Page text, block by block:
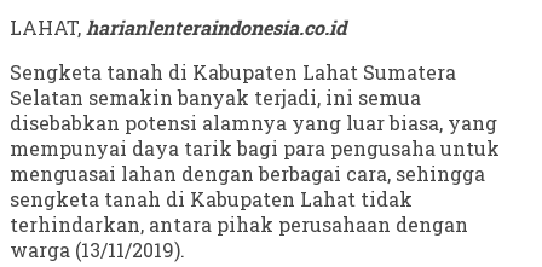
LAHAT,harianlenteraindonesia.co.id
Sengketa tanah di Kabupaten Lahat Sumatera
Selatan semakin banyak terjadi, ini semua
disebabkan potensi alamnya yang luar biasa, yang
mempunyai daya tarik bagi para pengusaha untuk
menguasai lahan dengan berbagai cara, sehingga
sengketa tanah di Kabupaten Lahat tidak
terhindarkan, antara pihak perusahaan dengan
warga (13/11/2019).